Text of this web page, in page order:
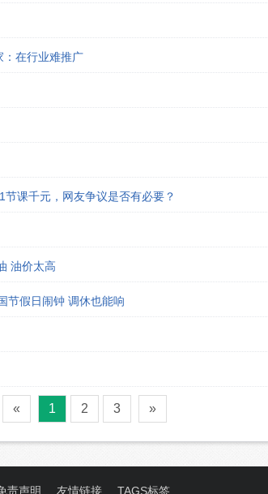
：在行业难推广
课千元，网友争议是否有必要？
油价太高
节假日闹钟 调休也能响
« 1 2 3 »
责声明 友情链接 TAGS标签